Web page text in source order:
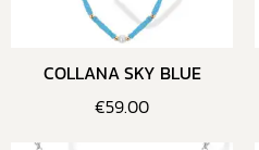
COLLANA SKY BLUE
€59.00